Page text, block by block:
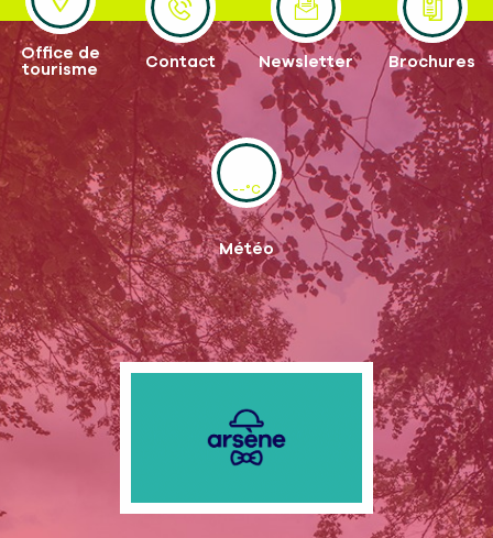
LIRE LA SUITE
Office de
tourisme
Contact Newsletter Brochures
--°C
Météo